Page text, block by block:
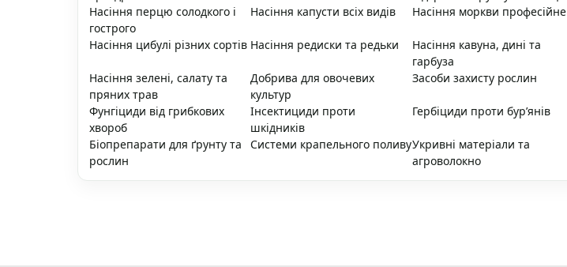
Насіння перцю солодкого і
гострого
Насіння капусти всіх видів Насіння моркви професійне
Насіння цибулі різних сортів Насіння редиски та редьки
Насіння кавуна, дині та
гарбуза
Насіння зелені, салату та
пряних трав
Добрива для овочевих
культур
Засоби захисту рослин
Фунгіциди від грибкових
хвороб
Інсектициди проти
шкідників
Гербіциди проти бур’янів
Біопрепарати для ґрунту та
рослин
Системи крапельного поливуУкривні матеріали та
агроволокно